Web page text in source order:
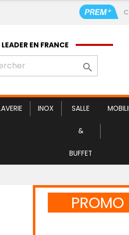
LEADER EN FRANCE

INOX SALLE
&
BUFFET
PROMO